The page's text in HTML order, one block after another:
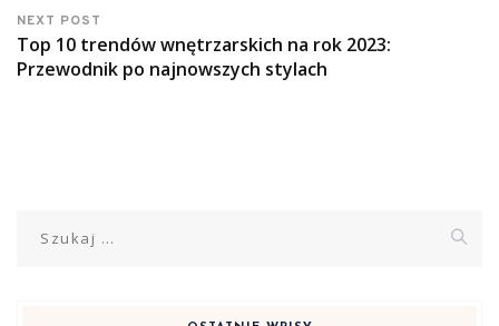
NEXT POST
Top 10 trendów wnętrzarskich na rok 2023:
Przewodnik po najnowszych stylach